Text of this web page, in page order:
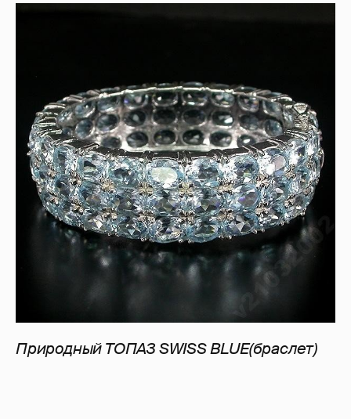
Природный ТОПАЗ SWISS BLUE(браслет)